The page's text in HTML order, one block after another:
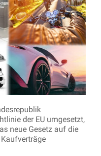
der EU umgesetzt,
neue Gesetz auf die